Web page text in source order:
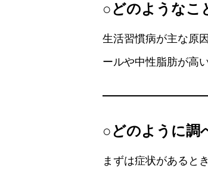
○どのようなこ
生活習慣病が主な原
ールや中性脂肪が高
○どのように調
まずは症状があると